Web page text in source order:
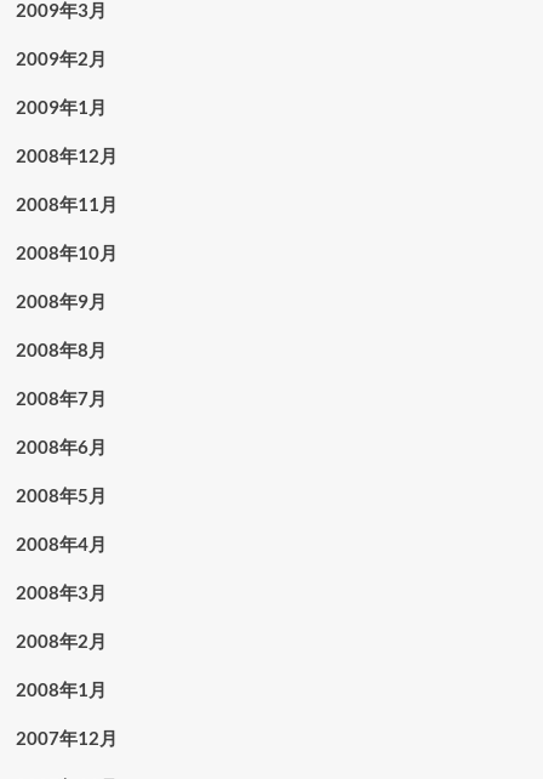
2009年3月
2009年2月
2009年1月
2008年12月
2008年11月
2008年10月
2008年9月
2008年8月
2008年7月
2008年6月
2008年5月
2008年4月
2008年3月
2008年2月
2008年1月
2007年12月